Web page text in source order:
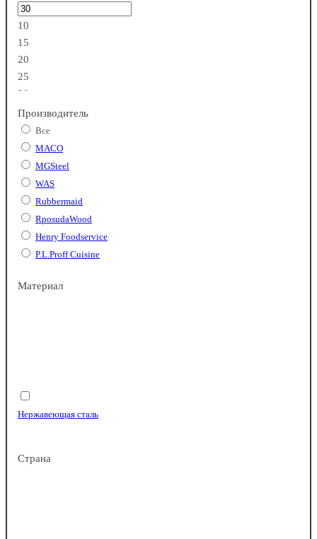
10
15
20
25
30
Производитель
Все
MACO
MGSteel
WAS
Rubbermaid
RposudaWood
Henry Foodservice
P.L.Proff Cuisine
No Brand
Материал
Нержавеющая сталь
Страна